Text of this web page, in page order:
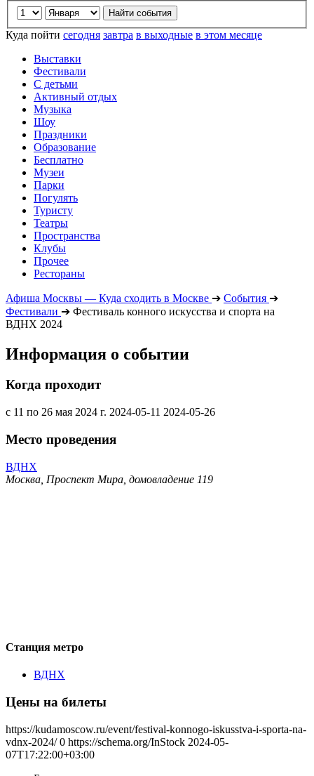
Куда пойти сегодня завтра в выходные в этом месяце
Выставки
Фестивали
С детьми
Активный отдых
Музыка
Шоу
Праздники
Образование
Бесплатно
Музеи
Парки
Погулять
Туристу
Театры
Пространства
Клубы
Прочее
Рестораны
Афиша Москвы — Куда сходить в Москве ➔ События ➔
Фестивали ➔ Фестиваль конного искусства и спорта на
ВДНХ 2024
Информация о событии
Когда проходит
с 11 по 26 мая 2024 г. 2024-05-11 2024-05-26
Место проведения
ВДНХ
Москва, Проспект Мира, домовладение 119
Станция метро
ВДНХ
Цены на билеты
https://kudamoscow.ru/event/festival-konnogo-iskusstva-i-sporta-na-
vdnx-2024/ 0 https://schema.org/InStock 2024-05-
07T17:22:00+03:00